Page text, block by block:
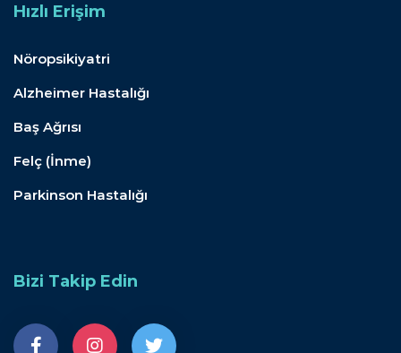
Hızlı Erişim
Nöropsikiyatri
Alzheimer Hastalığı
Baş Ağrısı
Felç (İnme)
Parkinson Hastalığı
Bizi Takip Edin